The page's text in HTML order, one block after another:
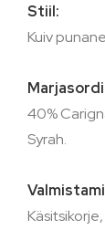
Stiil:
Kuiv
40%
Syrah.